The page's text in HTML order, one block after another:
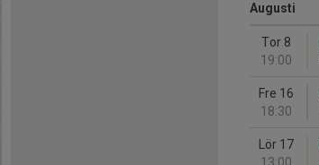
Augusti
Tor 8
19:00
Fre 16
18:30
Lör 17